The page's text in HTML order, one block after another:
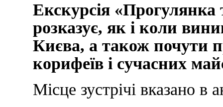
Екскурсія
розказує, як і коли
Києва, а також почути
корифеїв і сучасних
Місце зустрічі вказано в